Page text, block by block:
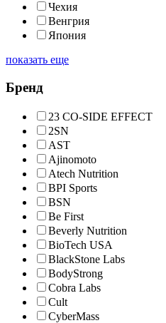
Чехия
Венгрия
Япония
показать еще
Бренд
23 CO-SIDE EFFECT
2SN
AST
Ajinomoto
Atech Nutrition
BPI Sports
BSN
Be First
Beverly Nutrition
BioTech USA
BlackStone Labs
BodyStrong
Cobra Labs
Cult
CyberMass